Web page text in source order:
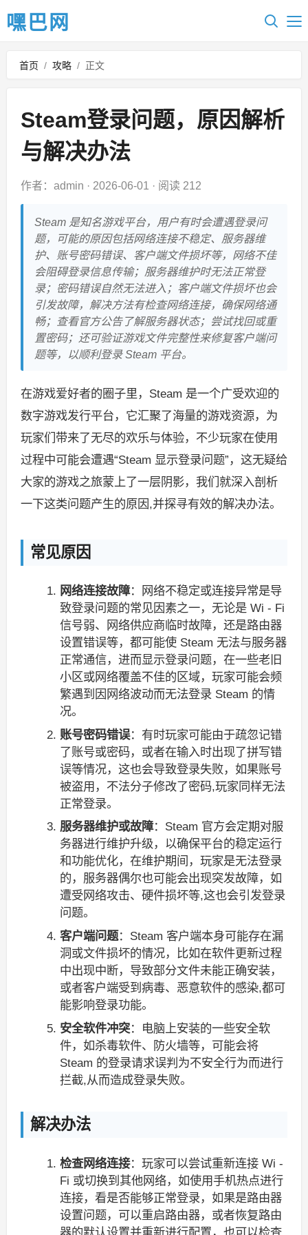
嘿巴网
首页 / 攻略 / 正文
Steam登录问题，原因解析
与解决办法
作者：admin · 2026-06-01 · 阅读 212
Steam 是知名游戏平台，用户有时会遭遇登录问
题，可能的原因包括网络连接不稳定、服务器维
护、账号密码错误、客户端文件损坏等，网络不佳
会阻碍登录信息传输；服务器维护时无法正常登
录；密码错误自然无法进入；客户端文件损坏也会
引发故障，解决方法有检查网络连接，确保网络通
畅；查看官方公告了解服务器状态；尝试找回或重
置密码；还可验证游戏文件完整性来修复客户端问
题等，以顺利登录 Steam 平台。
在游戏爱好者的圈子里，Steam 是一个广受欢迎的
数字游戏发行平台，它汇聚了海量的游戏资源，为
玩家们带来了无尽的欢乐与体验，不少玩家在使用
过程中可能会遭遇“Steam 显示登录问题”，这无疑给
大家的游戏之旅蒙上了一层阴影，我们就深入剖析
一下这类问题产生的原因,并探寻有效的解决办法。
常见原因
网络连接故障：网络不稳定或连接异常是导
致登录问题的常见因素之一，无论是 Wi - Fi
信号弱、网络供应商临时故障，还是路由器
设置错误等，都可能使 Steam 无法与服务器
正常通信，进而显示登录问题，在一些老旧
小区或网络覆盖不佳的区域，玩家可能会频
繁遇到因网络波动而无法登录 Steam 的情
况。
账号密码错误：有时玩家可能由于疏忽记错
了账号或密码，或者在输入时出现了拼写错
误等情况，这也会导致登录失败，如果账号
被盗用，不法分子修改了密码,玩家同样无法
正常登录。
服务器维护或故障：Steam 官方会定期对服
务器进行维护升级，以确保平台的稳定运行
和功能优化，在维护期间，玩家是无法登录
的，服务器偶尔也可能会出现突发故障，如
遭受网络攻击、硬件损坏等,这也会引发登录
问题。
客户端问题：Steam 客户端本身可能存在漏
洞或文件损坏的情况，比如在软件更新过程
中出现中断，导致部分文件未能正确安装，
或者客户端受到病毒、恶意软件的感染,都可
能影响登录功能。
安全软件冲突：电脑上安装的一些安全软
件，如杀毒软件、防火墙等，可能会将
Steam 的登录请求误判为不安全行为而进行
拦截,从而造成登录失败。
解决办法
检查网络连接：玩家可以尝试重新连接 Wi -
Fi 或切换到其他网络，如使用手机热点进行
连接，看是否能够正常登录，如果是路由器
设置问题，可以重启路由器，或者恢复路由
器的默认设置并重新进行配置，也可以检查